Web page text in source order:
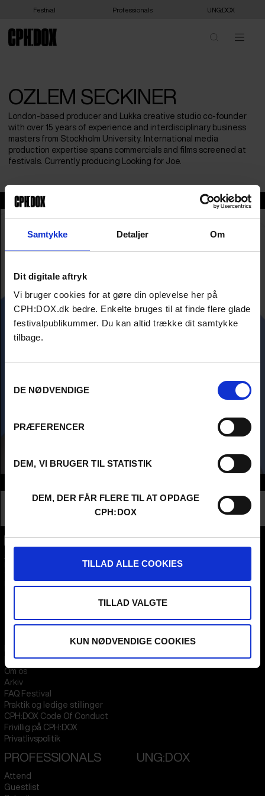
Samtykke Detaljer Om
Dit digitale aftryk
Vi bruger cookies for at gøre din oplevelse her på
CPH:DOX.dk bedre. Enkelte bruges til at finde flere glade
festivalpublikummer. Du kan altid trække dit samtykke
tilbage.
DE NØDVENDIGE
PRÆFERENCER
DEM, VI BRUGER TIL STATISTIK
DEM, DER FÅR FLERE TIL AT OPDAGE
CPH:DOX
TILLAD ALLE COOKIES
TILLAD VALGTE
KUN NØDVENDIGE COOKIES
Festival Professionals UNG:DOX
OZLEM SECKINER
London-based producer and Lukka creative studio co-founder
with over 15 years of experience and interdisciplinary business
masters from Stockholm University. International media
production expertise spans commercials and films screened at
festivals. Currently producing Looking for Joe.
Ozlem Seckiner
Nationalitet
Türkiye
Producer
Denmark
FESTIVAL 2026 DA
Presseinfo
Om os
Arkiv
FAQ Festival
Praktik og ledige stillinger
CPH:DOX Code Of Conduct
Frivillig på CPH:DOX
Privatlivspolitik
STREAMING
PARA:DOX
PROFESSIONALS
Attend
Guestlist
UNG:DOX